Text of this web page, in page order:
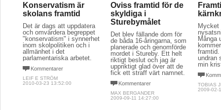
Konservatism är
skolans framtid
Det är dags att uppdatera
och omvärdera begreppet
"konservatism" i synnerhet
inom skolpolitiken och i
allmänhet i det
parlamentariska arbetet.
Kommentarer
LEIF E STRÖM
2010-03-23 13:52:00
Oviss framtid för de
skyldiga i
Sturebymålet
Det blev fällande dom för
de båda 16-åringarna, som
planerade och genomförde
mordet i Stureby. Ett helt
riktigt beslut och jag är
uppriktigt glad över att de
fick ett straff värt namnet.
Kommentarer
MAX BERGANDER
2009-09-11 14:27:00
Mycket
Många
undran
min
TOBIAS
2009-02-